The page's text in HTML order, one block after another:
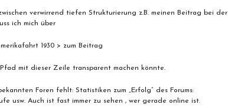
verwirrend tiefen Strukturierung z.B. meinen Beitrag bei der
ich mich über
1930 > zum Beitrag
mit dieser Zeile transparent machen könnte.
Foren fehlt: Statistiken zum „Erfolg“ des Forums:
usw. Auch ist fast immer zu sehen , wer gerade online ist.